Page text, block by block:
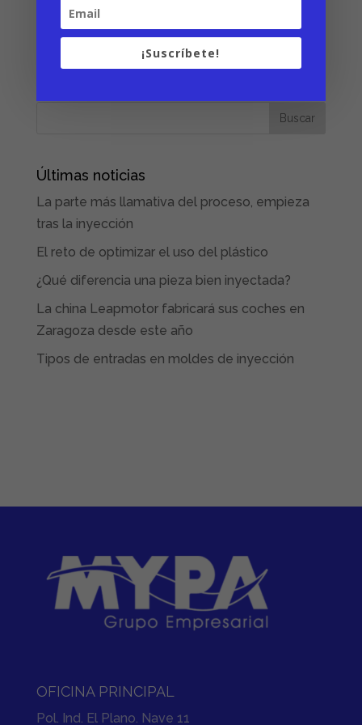
Facebook
Últimas noticias
La parte más llamativa del proceso, empieza
tras la inyección
El reto de optimizar el uso del plástico
¿Qué diferencia una pieza bien inyectada?
La china Leapmotor fabricará sus coches en
Zaragoza desde este año
Tipos de entradas en moldes de inyección
OFICINA PRINCIPAL
Pol. Ind. El Plano. Nave 11
¡Suscríbete!